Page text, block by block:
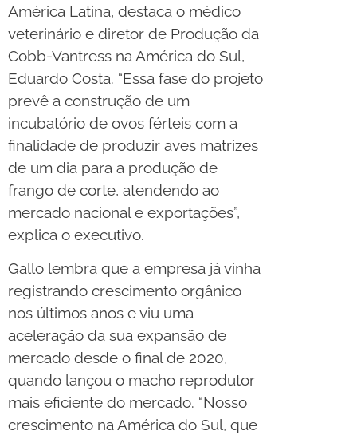
América Latina, destaca o médico
veterinário e diretor de Produção da
Cobb-Vantress na América do Sul,
Eduardo Costa. “Essa fase do projeto
prevê a construção de um
incubatório de ovos férteis com a
finalidade de produzir aves matrizes
de um dia para a produção de
frango de corte, atendendo ao
mercado nacional e exportações”,
explica o executivo.
Gallo lembra que a empresa já vinha
registrando crescimento orgânico
nos últimos anos e viu uma
aceleração da sua expansão de
mercado desde o final de 2020,
quando lançou o macho reprodutor
mais eficiente do mercado. “Nosso
crescimento na América do Sul, que